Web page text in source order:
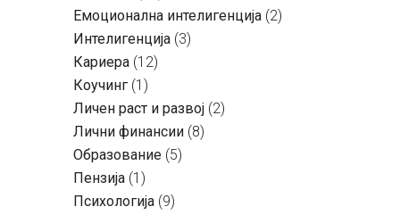
Емоционална интелигенција (2)
Интелигенција (3)
Кариера (12)
Коучинг (1)
Личен раст и развој (2)
Лични финансии (8)
Образование (5)
Пензија (1)
Психологија (9)